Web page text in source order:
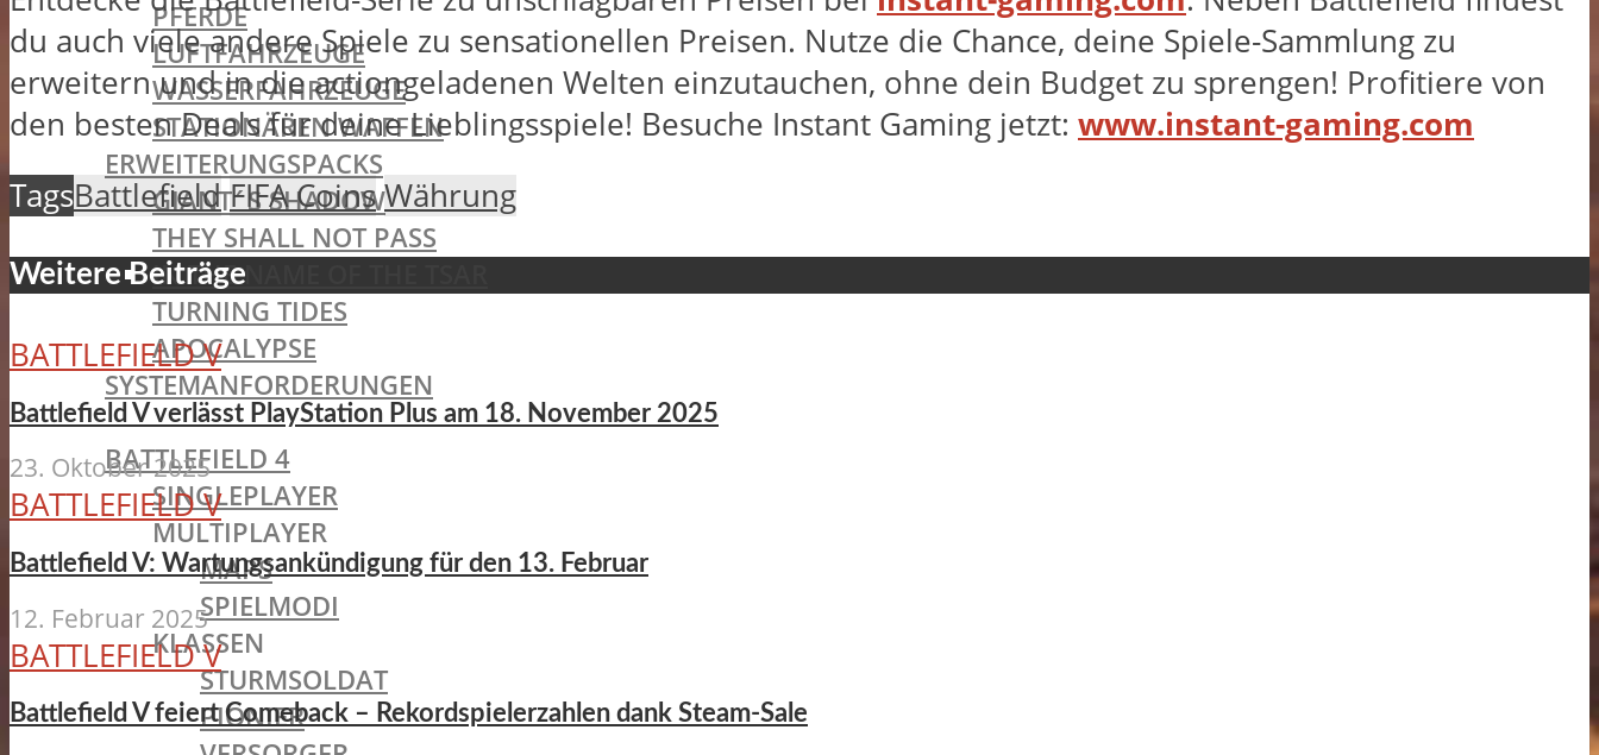
PFERDE
LUFTFAHRZEUGE
WASSERFAHRZEUGE
STATIONÄREN WAFFEN
ERWEITERUNGSPACKS
GIANT´S SHADOW
THEY SHALL NOT PASS
IN THE NAME OF THE TSAR
TURNING TIDES
APOCALYPSE
SYSTEMANFORDERUNGEN
BATTLEFIELD OLDIES
BATTLEFIELD 4
SINGLEPLAYER
MULTIPLAYER
MAPS
SPIELMODI
KLASSEN
STURMSOLDAT
PIONIER
du auch viele andere Spiele zu sensationellen Preisen. Nutze die Chance, deine Spiele-Sammlung zu
erweitern und in die actiongeladenen Welten einzutauchen, ohne dein Budget zu sprengen! Profitiere von
den besten Deals für deine Lieblingsspiele! Besuche Instant Gaming jetzt: www.instant-gaming.com
TagsBattlefield FIFA Coins Währung
Weitere Beiträge
BATTLEFIELD V
Battlefield V verlässt PlayStation Plus am 18. November 2025
23. Oktober 2025
BATTLEFIELD V
Battlefield V: Wartungsankündigung für den 13. Februar
12. Februar 2025
BATTLEFIELD V
Battlefield V feiert Comeback – Rekordspielerzahlen dank Steam-Sale